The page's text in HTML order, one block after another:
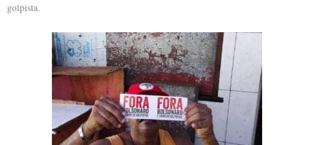
golpista.